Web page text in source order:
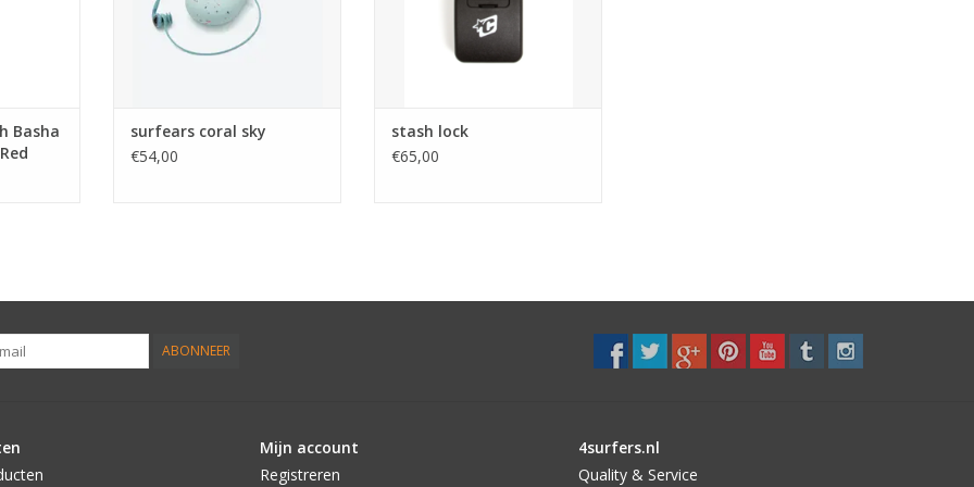
Basha
surfears coral sky
€54,00
in je auto wordt ingebroken.
TOEVOEGEN AAN WINKELWAGEN
stash lock
€65,00
ABONNEER
Mijn account
Registreren
4surfers.nl
Quality & Service